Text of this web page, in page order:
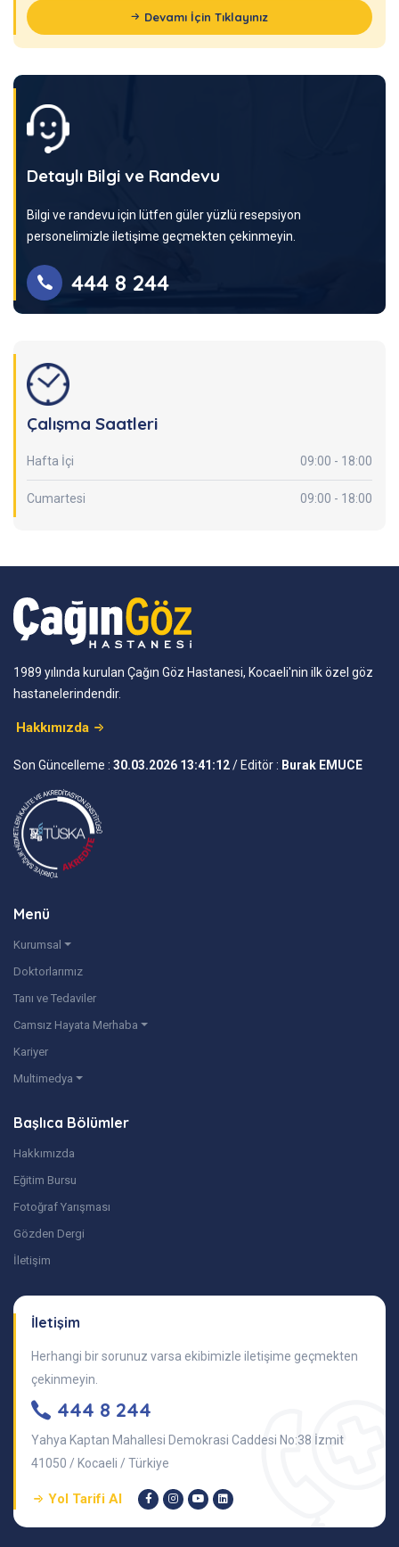
Devamı İçin Tıklayınız
Detaylı Bilgi ve Randevu
Bilgi ve randevu için lütfen güler yüzlü resepsiyon
personelimizle iletişime geçmekten çekinmeyin.
444 8 244
Çalışma Saatleri
Hafta İçi 09:00 - 18:00
Cumartesi 09:00 - 18:00
1989 yılında kurulan Çağın Göz Hastanesi, Kocaeli'nin ilk özel göz
hastanelerindendir.
Hakkımızda
Son Güncelleme : 30.03.2026 13:41:12/ Editör : Burak EMUCE
Menü
Kurumsal
Doktorlarımız
Tanı ve Tedaviler
Camsız Hayata Merhaba
Kariyer
Multimedya
Başlıca Bölümler
Hakkımızda
Eğitim Bursu
Fotoğraf Yarışması
Gözden Dergi
İletişim
İletişim
Herhangi bir sorunuz varsa ekibimizle iletişime geçmekten
çekinmeyin.
444 8 244
Yahya Kaptan Mahallesi Demokrasi Caddesi No:38 İzmit
41050 / Kocaeli / Türkiye
Yol Tarifi Al